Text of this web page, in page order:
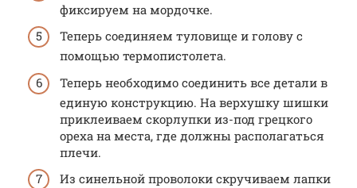
фиксируем на мордочке.
Теперь соединяем туловище и голову с
помощью термопистолета.
Теперь необходимо соединить все детали в
единую конструкцию. На верхушку шишки
приклеиваем скорлупки из-под грецкого
ореха на места, где должны располагаться
плечи.
Из синельной проволоки скручиваем лапки